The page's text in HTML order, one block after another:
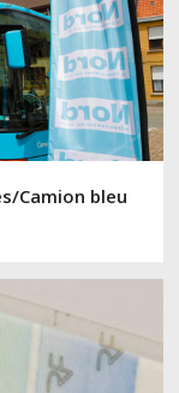
Camion bleu